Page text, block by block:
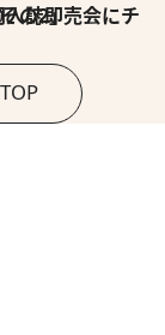
ャレンジ その2」